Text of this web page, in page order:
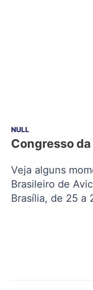
NULL
Congresso da
Veja alguns
Brasileiro de
Brasília, de 25 a